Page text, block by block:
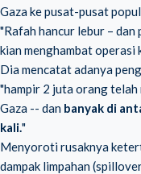
Gaza ke pusat-pusat
"Rafah hancur lebur –
kian menghambat operasi
Dia mencatat adanya
"hampir 2 juta orang telah
Gaza -- dan banyak di
kali."
Menyoroti rusaknya
dampak limpahan